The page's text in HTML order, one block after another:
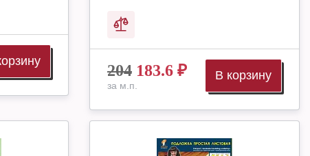
204 183.6 ₽
за м.п.
В корзину